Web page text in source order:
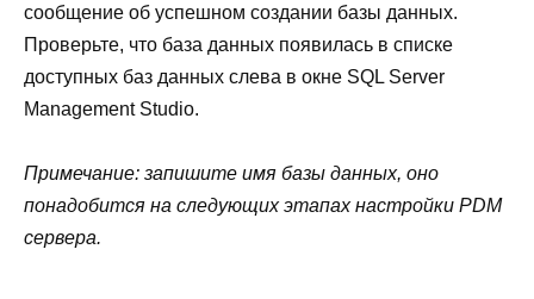
сообщение об успешном создании базы данных.
Проверьте, что база данных появилась в списке
доступных баз данных слева в окне SQL Server
Management Studio.
Примечание: запишите имя базы данных, оно
понадобится на следующих этапах настройки PDM
сервера.